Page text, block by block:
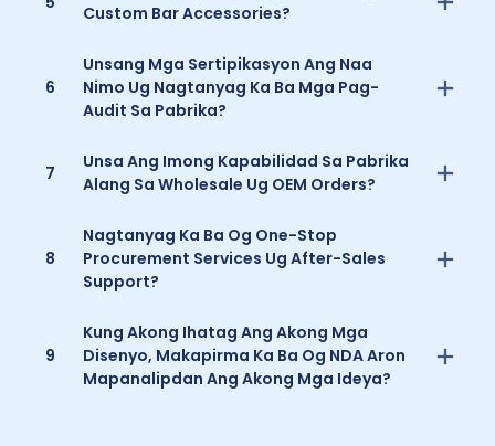
Custom Bar Accessories?
6
Unsang Mga Sertipikasyon Ang Naa
Nimo Ug Nagtanyag Ka Ba Mga Pag-
Audit Sa Pabrika?
7
Unsa Ang Imong Kapabilidad Sa Pabrika
Alang Sa Wholesale Ug OEM Orders?
8
Nagtanyag Ka Ba Og One-Stop
Procurement Services Ug After-Sales
Support?
9
Kung Akong Ihatag Ang Akong Mga
Disenyo, Makapirma Ka Ba Og NDA Aron
Mapanalipdan Ang Akong Mga Ideya?